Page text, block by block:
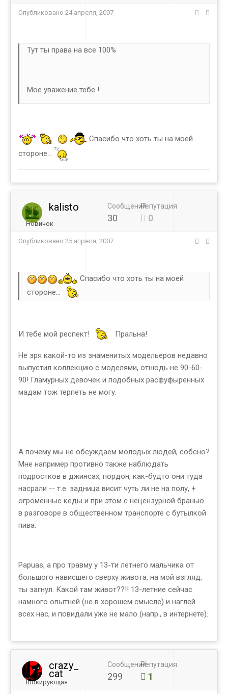
Опубликовано 24 апреля, 2007
Тут ты права на все 100%
Мое уважение тебе !
Спасибо что хоть ты на моей
стороне...
kalisto
Новичок
Сообщений
30
Репутация
0
Опубликовано 25 апреля, 2007
Спасибо что хоть ты на моей
стороне...
И тебе мой респект! Пральна!
Не зря какой-то из знаменитых модельеров недавно
выпустил коллекцию с моделями, отнюдь не 90-60-
90! Гламурных девочек и подобных расфуфыренных
мадам тож терпеть не могу.
А почему мы не обсуждаем молодых людей, собсно?
Мне например противно также наблюдать
подростков в джинсах, пордон, как-будто они туда
насрали -- т.е. задница висит чуть ли не на полу, +
огроменные кеды и при этом с нецензурной бранью
в разговоре в общественном транспорте с бутылкой
пива.
Papuas, а про травму у 13-ти летнего мальчика от
большого нависшего сверху живота, на мой взгляд,
ты загнул. Какой там живот??!! 13-летние сейчас
намного опытней (не в хорошем смысле) и наглей
всех нас, и повидали уже не мало (напр., в интернете).
crazy_
cat
Шокирующая
Сообщений
299
Репутация
1